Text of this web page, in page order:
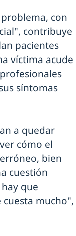
con
contribuye
pacientes
víctima acude
síntomas
a quedar
cómo el
bien
cuestión
que
mucho",